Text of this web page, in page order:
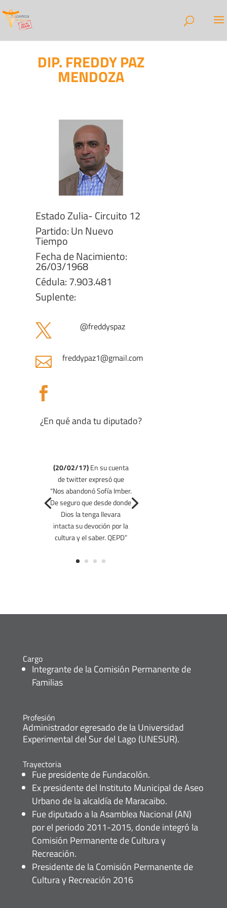
DIP. FREDDY PAZ
MENDOZA
Estado Zulia- Circuito 12
Partido: Un Nuevo
Tiempo
Fecha de Nacimiento:
26/03/1968
Cédula: 7.903.481
Suplente:
 @freddyspaz
 freddypaz1@gmail.com

¿En qué anda tu diputado?
(20/02/17)En su cuenta
de twitter expresó que
“Nos abandonó Sofía Imber.
De seguro que desde donde
Dios la tenga llevara
intacta su devoción por la
cultura y el saber. QEPD”
(12/5/16)
Cargo
Integrante de la Comisión Permanente de
Familias
Profesión
Administrador egresado de la Universidad
Experimental del Sur del Lago (UNESUR).
Trayectoria
Fue presidente de Fundacolón.
Ex presidente del Instituto Municipal de Aseo
Urbano de la alcaldía de Maracaibo.
Fue diputado a la Asamblea Nacional (AN)
por el periodo 2011-2015, donde integró la
Comisión Permanente de Cultura y
Recreación.
Presidente de la Comisión Permanente de
Cultura y Recreación 2016